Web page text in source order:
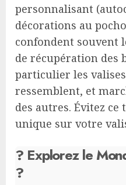
personnalisant
décorations au
confondent souvent
de récupération des
particulier les
ressemblent, et
des autres. Évitez
unique sur votre
? Explorez le
?